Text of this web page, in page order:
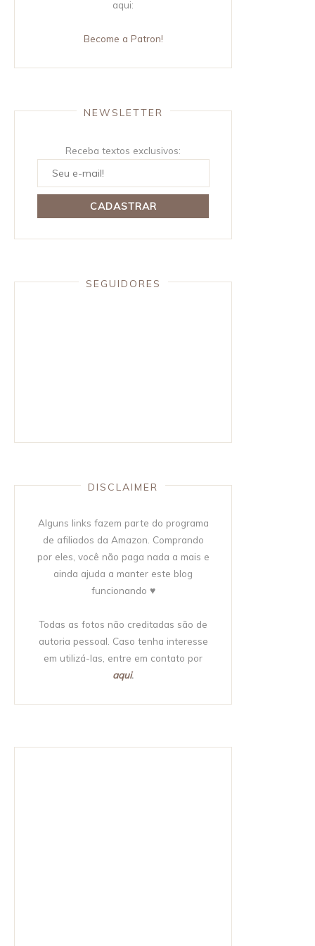
aqui:
Become a Patron!
NEWSLETTER
Receba textos exclusivos:
SEGUIDORES
DISCLAIMER
Alguns links fazem parte do programa
de afiliados da Amazon. Comprando
por eles, você não paga nada a mais e
ainda ajuda a manter este blog
funcionando ♥
Todas as fotos não creditadas são de
autoria pessoal. Caso tenha interesse
em utilizá-las, entre em contato por
aqui.